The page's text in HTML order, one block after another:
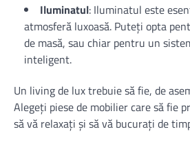
Iluminatul: Iluminatul este
atmosferă luxoasă. Puteți opta
de masă, sau chiar pentru un
inteligent.
Un living de lux trebuie să fie, de
Alegeți piese de mobilier care să fie
să vă relaxați și să vă bucurați de